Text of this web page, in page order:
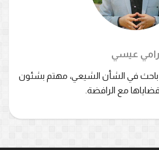
رامي عيسي
في الشأن الشيعي، مهتم بشئون
مع الرافضة.